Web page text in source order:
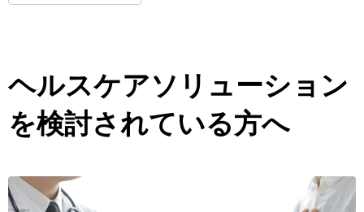
ヘルスケアソリューション
を検討されている方へ